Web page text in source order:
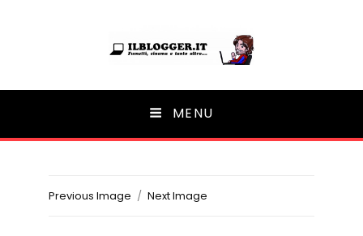
Ilblogger.it
Il portalino di blog | MENU
Previous Image Next Image